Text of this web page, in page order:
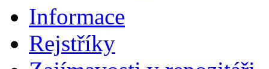
Informace
Rejstříky